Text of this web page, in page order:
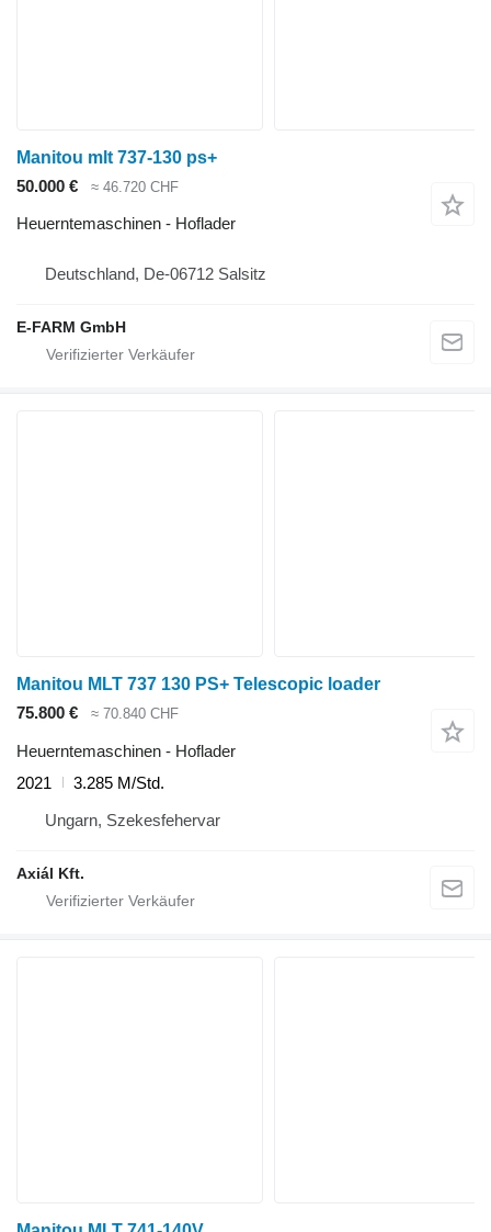
Manitou mlt 737-130 ps+
50.000 €
≈ 46.720 CHF
Heuerntemaschinen - Hoflader
Deutschland, De-06712 Salsitz
E-FARM GmbH
Manitou MLT 737 130 PS+ Telescopic loader
75.800 €
≈ 70.840 CHF
Heuerntemaschinen - Hoflader
2021
3.285 M/Std.
Ungarn, Szekesfehervar
Axiál Kft.